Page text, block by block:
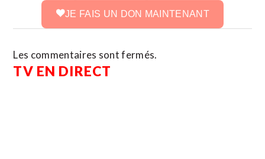
JE FAIS UN DON MAINTENANT
Les commentaires sont fermés.
TV EN DIRECT